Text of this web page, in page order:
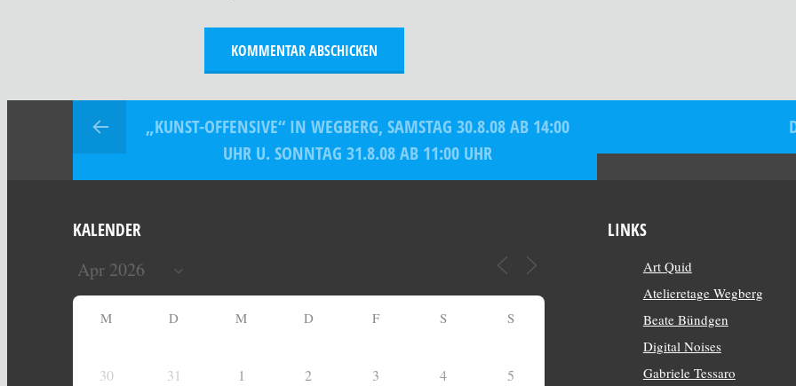
„KUNST-OFFENSIVE“ IN WEGBERG, SAMSTAG 30.8.08 AB 14:00
UHR U. SONNTAG 31.8.08 AB 11:00 UHR
KALENDER
M D M D F S S
30 31 1 2 3 4 5
LINKS
Art Quid
Atelieretage Wegberg
Beate Bündgen
Digital Noises
Gabriele Tessaro